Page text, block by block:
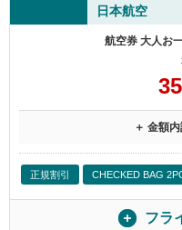
日本航空
航空券 大人お
＋ 金額
正規割引 CHECKED BAG
フラ